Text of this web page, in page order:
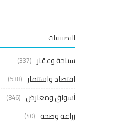
التصنيفات
سياحة وعقار (337)
اقتصاد واستثمار (538)
أسواق ومعارض (846)
زراعة وصحة (40)